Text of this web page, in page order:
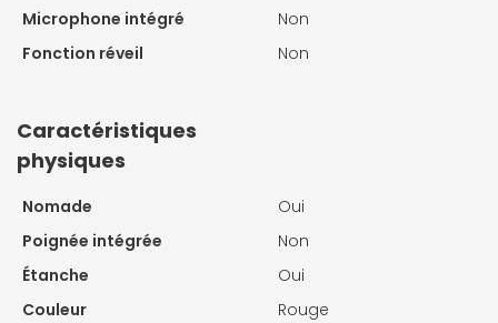
Microphone intégré
Non
Fonction réveil
Non
Caractéristiques
physiques
Nomade
Oui
Poignée intégrée
Non
Étanche
Oui
Couleur
Rouge